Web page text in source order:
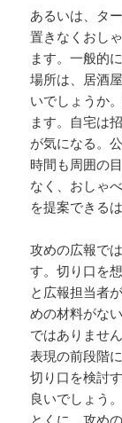
あるいは、タ
置きなくおし
ます。一般的
場所は、居酒
いでしょうか
ます。自宅は
が気になる。
時間も周囲の
なく、おしゃ
を提案できる
攻めの広報で
す。切り口を
と広報担当者
めの材料がな
ではありませ
表現の前段階
切り口を検討
良いでしょう。